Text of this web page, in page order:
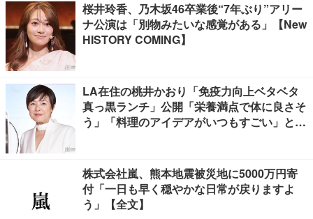
桜井玲香、乃木坂46卒業後“7年ぶり”アリー
ナ公演は「別物みたいな感覚がある」【New
HISTORY COMING】
LA在住の桃井かおり「免疫力向上ベタベタ
真っ黒ランチ」公開「栄養満点で体に良さそ
う」「料理のアイデアがいつもすごい」と反
株式会社嵐、熊本地震被災地に5000万円寄
付「一日も早く穏やかな日常が戻りますよ
う」【全文】